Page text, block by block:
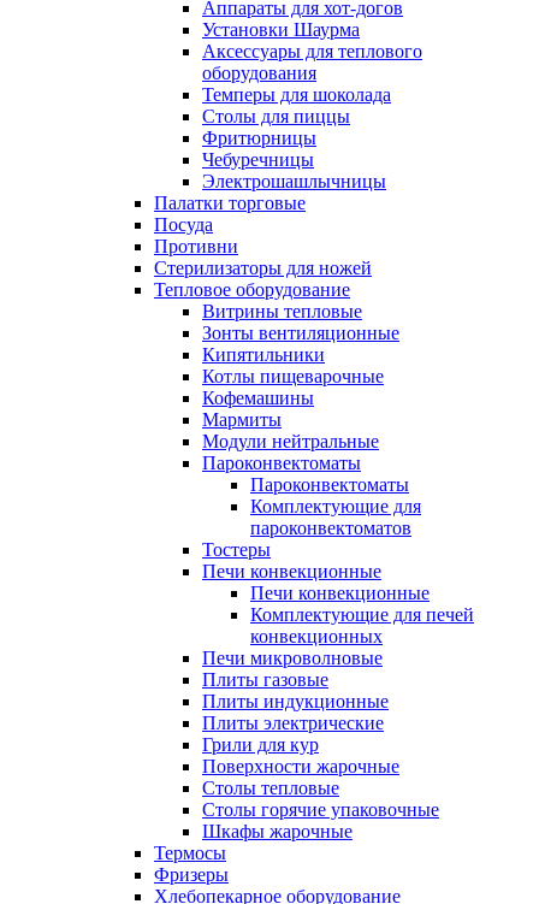
Аппараты для хот-догов
Установки Шаурма
Аксессуары для теплового
оборудования
Темперы для шоколада
Столы для пиццы
Фритюрницы
Чебуречницы
Электрошашлычницы
Палатки торговые
Посуда
Противни
Стерилизаторы для ножей
Тепловое оборудование
Витрины тепловые
Зонты вентиляционные
Кипятильники
Котлы пищеварочные
Кофемашины
Мармиты
Модули нейтральные
Пароконвектоматы
Пароконвектоматы
Комплектующие для
пароконвектоматов
Тостеры
Печи конвекционные
Печи конвекционные
Комплектующие для печей
конвекционных
Печи микроволновые
Плиты газовые
Плиты индукционные
Плиты электрические
Грили для кур
Поверхности жарочные
Столы тепловые
Столы горячие упаковочные
Шкафы жарочные
Термосы
Фризеры
Хлебопекарное оборудование